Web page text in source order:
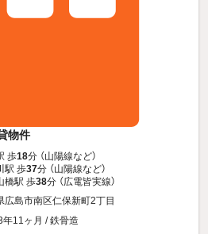
物件
歩18分 （山陽線など）
駅 歩37分 （山陽線など）
橋駅 歩38分 （広電皆実線）
広島市南区仁保新町2丁目
年11ヶ月 / 鉄骨造